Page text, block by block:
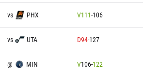
vs PHX V111-106
vs UTA D94-127
@ MIN V106-122